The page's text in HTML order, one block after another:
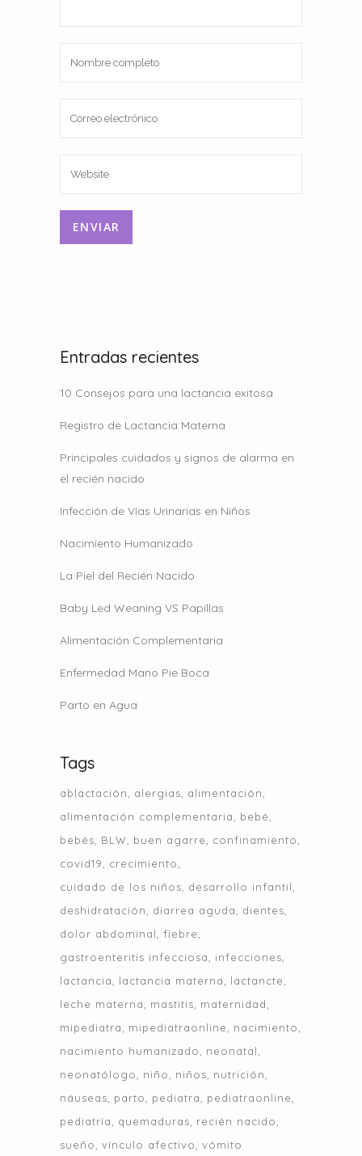
Entradas recientes
10 Consejos para una lactancia exitosa
Registro de Lactancia Materna
Principales cuidados y signos de alarma en
el recién nacido.
Infección de Vías Urinarias en Niños
Nacimiento Humanizado
La Piel del Recién Nacido
Baby Led Weaning VS Papillas
Alimentación Complementaria
Enfermedad Mano Pie Boca
Parto en Agua
Tags
ablactación alergias
alimentación
alimentación complementaria
bebé
bebés
BLW buen agarre
confinamiento
covid19
crecimiento
cuidado de los niños
desarrollo infantil
deshidratación
diarrea aguda
dientes
dolor abdominal
fiebre
gastroenteritis infecciosa
infecciones
lactancia
lactancia materna
lactancte
leche materna
mastitis
maternidad
mipediatra
mipediatraonline
nacimiento
nacimiento humanizado
neonatal
neonatólogo
niño niños
nutrición
náuseas
parto pediatra
pediatraonline
pediatría
quemaduras
recién nacido
sueño
vínculo afectivo vómito